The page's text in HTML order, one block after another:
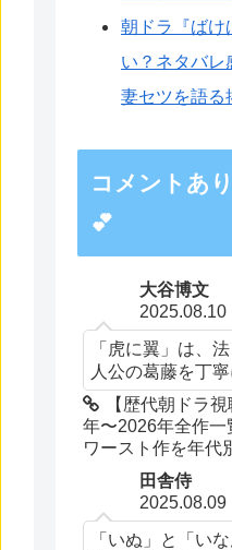
朝ドラ『ばけ
い？ネタバレ
妻セツを語る
コメントあ
💕
大谷博文
2025.08.10
「虎に翼」は、
人公の葛藤を丁寧
【歴代朝ドラ
年〜2026年全作
ワースト作を年代
田舎侍
2025.08.09
「いぬ」と「い